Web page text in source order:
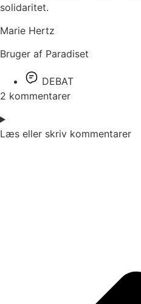
solidaritet.
Marie Hertz
Bruger af Paradiset
DEBAT
2 kommentarer
Læs eller skriv kommentarer